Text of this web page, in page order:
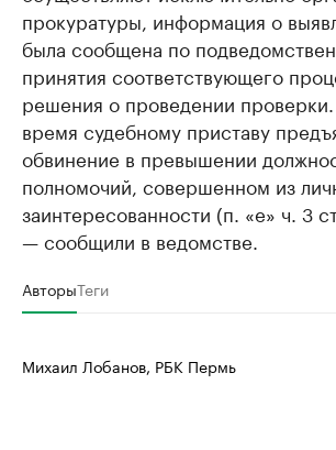
прокуратуры, информация о
была сообщена по
принятия соответствующего
решения о проведении
время судебному приставу
обвинение в превышении
полномочий, совершенном из
заинтересованности (п. «е» ч. 3
— сообщили в ведомстве.
АвторыТеги
Михаил Лобанов, РБК Пермь